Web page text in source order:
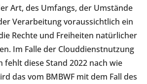
Art, des Umfangs, der Umstände
Verarbeitung voraussichtlich ein
Rechte und Freiheiten natürlicher
Im Falle der Clouddienstnutzung
fehlt diese Stand 2022 nach wie
das vom BMBWF mit dem Fall des